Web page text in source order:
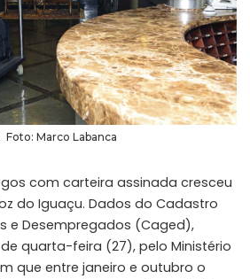
Foto: Marco Labanca
com carteira assinada cresceu
do Iguaçu. Dados do Cadastro
e Desempregados (Caged),
quarta-feira (27), pelo Ministério
que entre janeiro e outubro o